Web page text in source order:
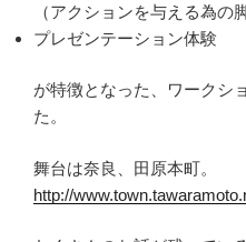
（アクションを与える為の
プレゼンテーション体験
が特徴となった、ワークシ
た。
舞台は奈良、田原本町。
http://